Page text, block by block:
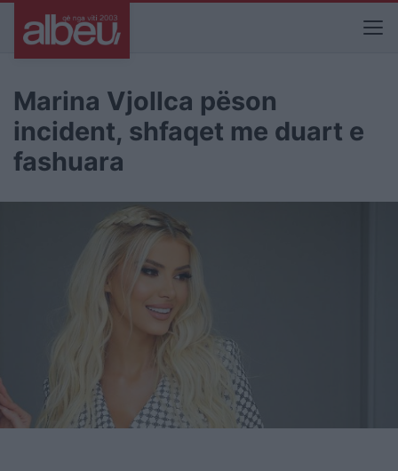
Marina Vjollca pëson
incident, shfaqet me duart e
fashuara